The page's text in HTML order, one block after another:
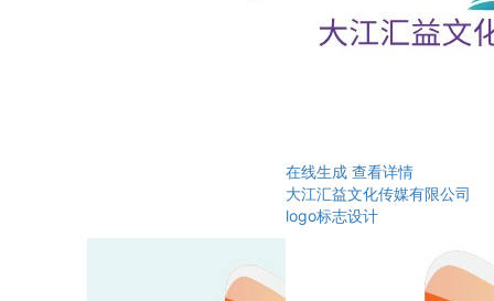
在线生成 查看详情
大江汇益文化传媒有限公司
logo标志设计